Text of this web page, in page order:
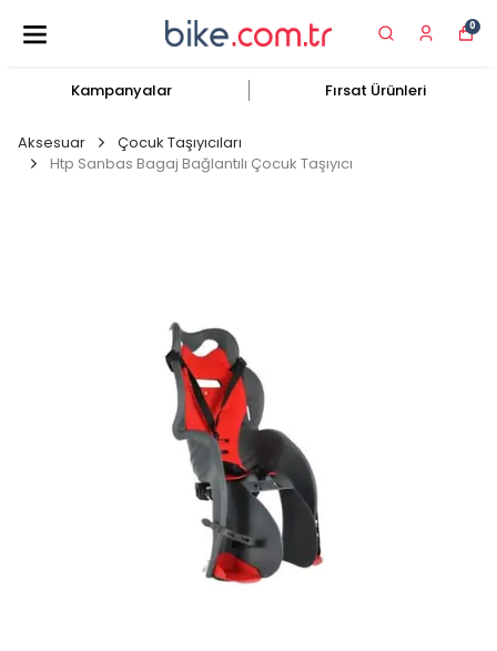
0
Kampanyalar Fırsat Ürünleri
Aksesuar
Çocuk Taşıyıcıları
Htp Sanbas Bagaj Bağlantılı Çocuk Taşıyıcı